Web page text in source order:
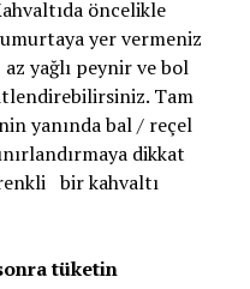
öncelikle
yer vermeniz
yağlı peynir ve bol
Tam
yanında bal / reçel
dikkat
renkli bir kahvaltı
tüketin